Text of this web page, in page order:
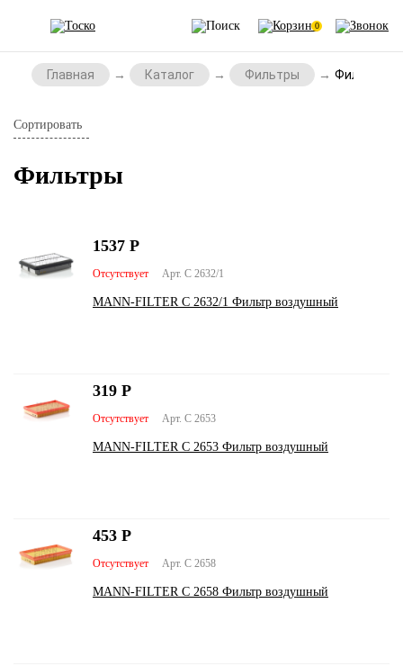
0
Главная Каталог Фильтры Фильтры
Сортировать
Фильтры
Арт. C 2632/1
Отсутствует
MANN-FILTER C 2632/1 Фильтр воздушный
1537 Р
Арт. C 2653
Отсутствует
MANN-FILTER C 2653 Фильтр воздушный
319 Р
Арт. C 2658
Отсутствует
MANN-FILTER C 2658 Фильтр воздушный
453 Р